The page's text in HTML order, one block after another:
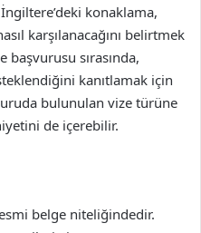
konaklama,
karşılanacağını belirtmek
başvurusu sırasında,
kanıtlamak için
bulunulan vize türüne
de içerebilir.
belge niteliğindedir.